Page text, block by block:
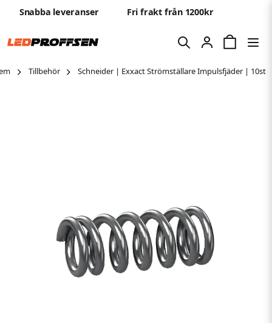
Snabba leveranser Fri frakt från 1200kr
Tillbehör Schneider | Exxact Strömställare Impulsfjäder | 10st